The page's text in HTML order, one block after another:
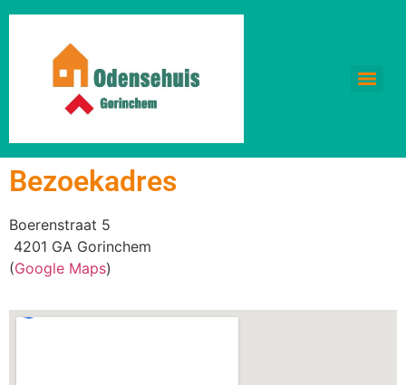
Bezoekadres
Boerenstraat 5
4201 GA Gorinchem
(Google Maps)